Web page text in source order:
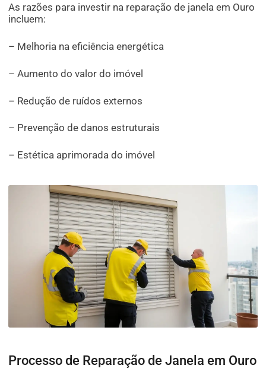
As razões para investir na reparação de janela em Ouro
incluem:
– Melhoria na eficiência energética
– Aumento do valor do imóvel
– Redução de ruídos externos
– Prevenção de danos estruturais
– Estética aprimorada do imóvel
Processo de Reparação de Janela em Ouro